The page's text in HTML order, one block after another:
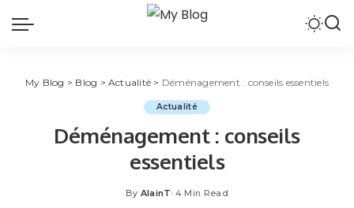
My Blog > Blog >Actualité > Déménagement : conseils essentiels
Actualité
Déménagement : conseils
essentiels
Posted
By AlainT 4 Min Read